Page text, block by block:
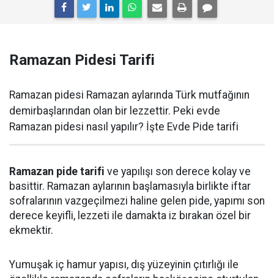
Ramazan Pidesi Tarifi
Ramazan pidesi Ramazan aylarında Türk mutfağının
demirbaşlarından olan bir lezzettir. Peki evde
Ramazan pidesi nasıl yapılır? İşte Evde Pide tarifi
Ramazan pide tarifi ve yapılışı son derece kolay ve
basittir. Ramazan aylarının başlamasıyla birlikte iftar
sofralarının vazgeçilmezi haline gelen pide, yapımı son
derece keyifli, lezzeti ile damakta iz bırakan özel bir
ekmektir.
Yumuşak iç hamur yapısı, dış yüzeyinin çıtırlığı ile